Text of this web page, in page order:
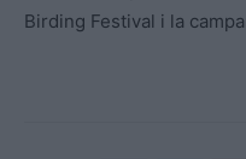
Birding Festival i la